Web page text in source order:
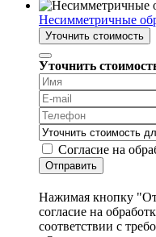
Несимметричные
Уточнить стоимость
Уточнить
Согласие на
Отправить
Нажимая кнопку
согласие на
соответствии с